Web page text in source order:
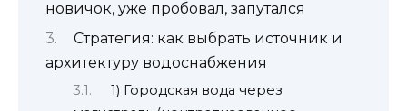
новичок, уже пробовал, запутался
Стратегия: как выбрать источник и
архитектуру водоснабжения
1) Городская вода через